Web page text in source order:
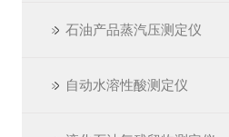
石油产品蒸汽压测定仪
自动水溶性酸测定仪